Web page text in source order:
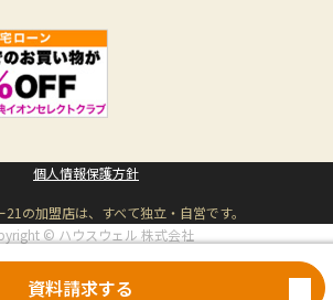
資料請求する
個人情報保護方針
21の加盟店は、すべて独立・自営です。
© ハウスウェル 株式会社